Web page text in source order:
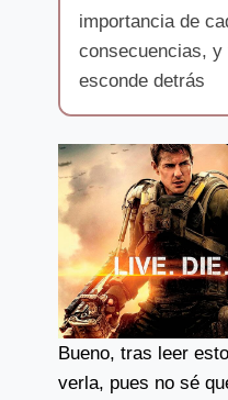
importancia de
consecuencias, y
esconde detrás
Bueno, tras leer
verla, pues no sé